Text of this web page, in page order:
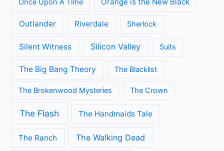
Once Upon A Time
Outlander Riverdale Sherlock
Silent Witness Silicon Valley Suits
The Big Bang Theory The Blacklist
The Brokenwood Mysteries The Crown
The Flash The Handmaids Tale
The Ranch The Walking Dead